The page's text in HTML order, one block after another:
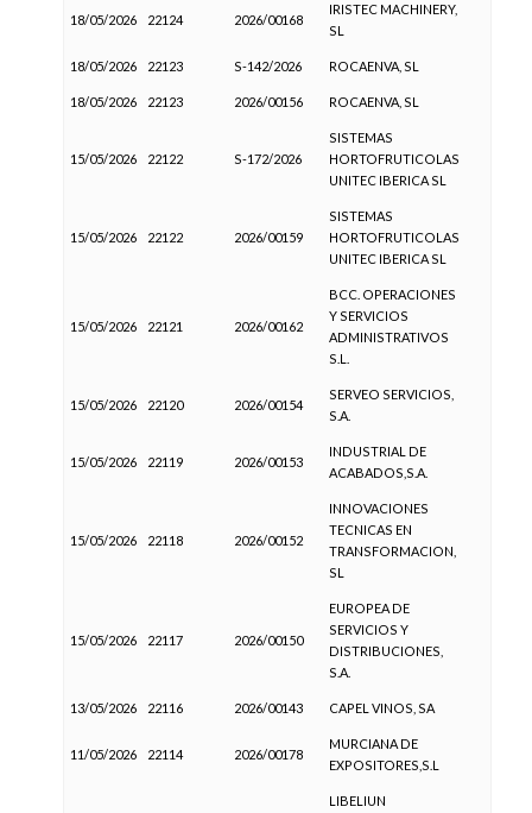
18/05/2026 22124 2026/00168
IRISTEC MACHINERY,
SL
18/05/2026 22123 S-142/2026 ROCAENVA, SL
18/05/2026 22123 2026/00156 ROCAENVA, SL
15/05/2026 22122 S-172/2026
SISTEMAS
HORTOFRUTICOLAS
UNITEC IBERICA SL
15/05/2026 22122 2026/00159
SISTEMAS
HORTOFRUTICOLAS
UNITEC IBERICA SL
15/05/2026 22121 2026/00162
BCC. OPERACIONES
Y SERVICIOS
ADMINISTRATIVOS
S.L.
15/05/2026 22120 2026/00154
SERVEO SERVICIOS,
S.A.
15/05/2026 22119 2026/00153
INDUSTRIAL DE
ACABADOS,S.A.
15/05/2026 22118 2026/00152
INNOVACIONES
TECNICAS EN
TRANSFORMACION,
SL
15/05/2026 22117 2026/00150
EUROPEA DE
SERVICIOS Y
DISTRIBUCIONES,
S.A.
13/05/2026 22116 2026/00143 CAPEL VINOS, SA
11/05/2026 22114 2026/00178
MURCIANA DE
EXPOSITORES,S.L
LIBELIUN